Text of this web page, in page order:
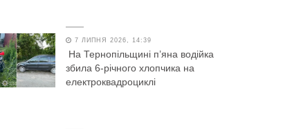
7 ЛИПНЯ 2026, 14:39
На Тернопільщині п’яна водійка
збила 6-річного хлопчика на
електроквадроциклі